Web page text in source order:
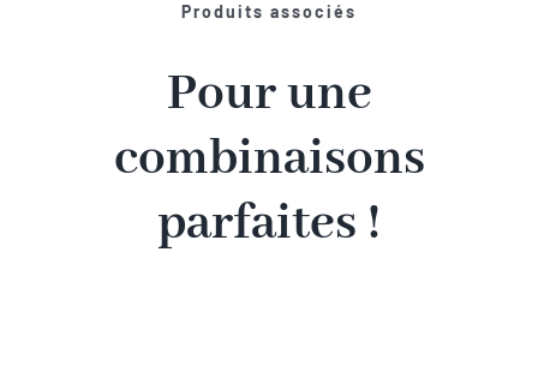
Produits associés
Pour une
combinaisons
parfaites !